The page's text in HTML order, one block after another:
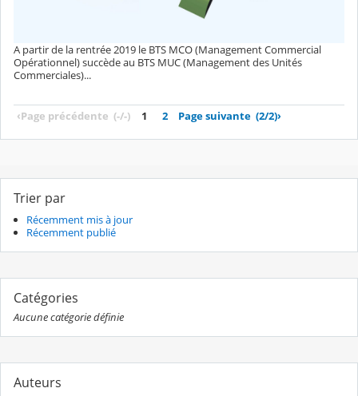
A partir de la rentrée 2019 le BTS MCO (Management Commercial
Opérationnel) succède au BTS MUC (Management des Unités
Commerciales)...
‹Page précédente (-/-) 1 2 Page suivante (2/2)›
Trier par
Récemment mis à jour
Récemment publié
Catégories
Aucune catégorie définie
Auteurs